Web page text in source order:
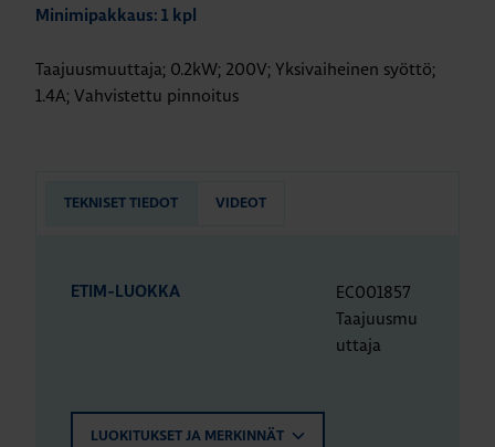
Minimipakkaus: 1 kpl
Taajuusmuuttaja; 0.2kW; 200V; Yksivaiheinen syöttö;
1.4A; Vahvistettu pinnoitus
TEKNISET TIEDOT VIDEOT
ETIM-LUOKKA
EC001857
Taajuusmu
uttaja
LUOKITUKSET JA MERKINNÄT